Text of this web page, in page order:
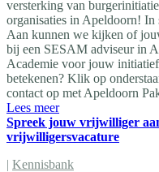
versterking van
organisaties in Apeldoorn!
Aan kunnen we kijken of
bij een SESAM adviseur in
Academie voor jouw
betekenen? Klik op
contact op met Apeldoorn
Lees meer
Spreek jouw vrijwilliger
vrijwilligersvacature
| Kennisbank